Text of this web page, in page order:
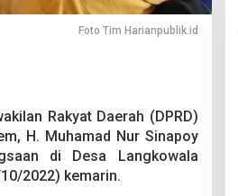
Foto Tim Harianpublik.id
Rakyat Daerah (DPRD)
H. Muhamad Nur Sinapoy
di Desa Langkowala
2022) kemarin.
Pernikahan Berakhir
Mahasiswa Ditikam
Usai Cekcok saat Pesta
| 29 Juni 2026